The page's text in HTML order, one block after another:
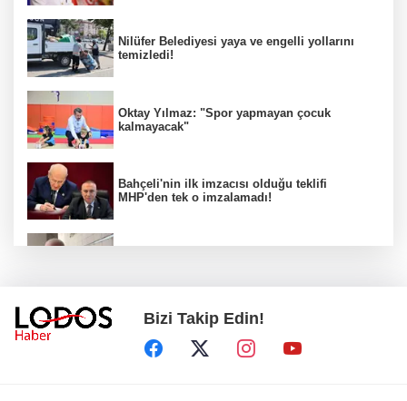
Nilüfer Belediyesi yaya ve engelli yollarını
temizledi!
Oktay Yılmaz: "Spor yapmayan çocuk
kalmayacak"
Bahçeli'nin ilk imzacısı olduğu teklifi
MHP'den tek o imzalamadı!
Zafer Partisi Genel Başkanı Özdağ:
eminim."!
Bizi Takip Edin!